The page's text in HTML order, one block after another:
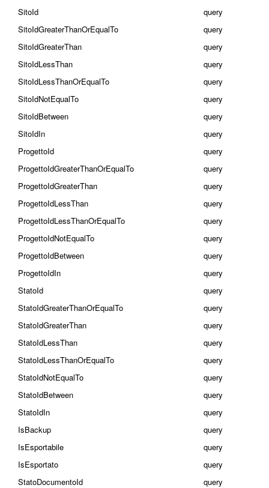
SitoId
query
SitoIdGreaterThanOrEqualTo
query
SitoIdGreaterThan
query
SitoIdLessThan
query
SitoIdLessThanOrEqualTo
query
SitoIdNotEqualTo
query
SitoIdBetween
query
SitoIdIn
query
ProgettoId
query
ProgettoIdGreaterThanOrEqualTo
query
ProgettoIdGreaterThan
query
ProgettoIdLessThan
query
ProgettoIdLessThanOrEqualTo
query
ProgettoIdNotEqualTo
query
ProgettoIdBetween
query
ProgettoIdIn
query
StatoId
query
StatoIdGreaterThanOrEqualTo
query
StatoIdGreaterThan
query
StatoIdLessThan
query
StatoIdLessThanOrEqualTo
query
StatoIdNotEqualTo
query
StatoIdBetween
query
StatoIdIn
query
IsBackup
query
IsEsportabile
query
IsEsportato
query
StatoDocumentoId
query